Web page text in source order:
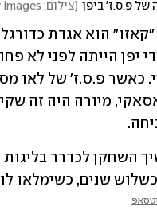
של פ.ס.ז' ביפן (צילום: Masashi Hara/Getty Images
שנים, כשימלאו לו 60.